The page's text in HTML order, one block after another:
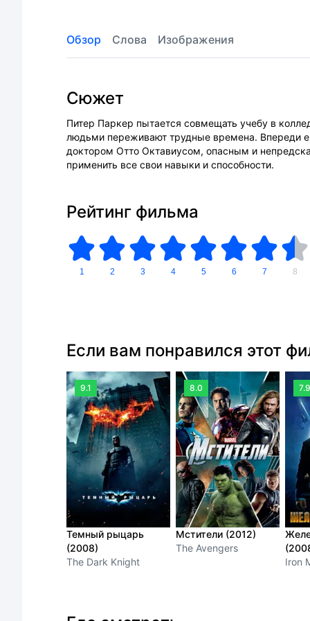
Обзор Слова Изображения
Сюжет
Питер Паркер пытается совмещать учебу в
людьми переживают трудные времена. Впереди
доктором Отто Октавиусом, опасным и
применить все свои навыки и способности.
Рейтинг фильма
1 2 3 4 5 6 7 8
Если вам понравился этот
9.1
Темный рыцарь
(2008)
The Dark Knight
8.0
Мстители (2012)
The Avengers
7.9
Iron